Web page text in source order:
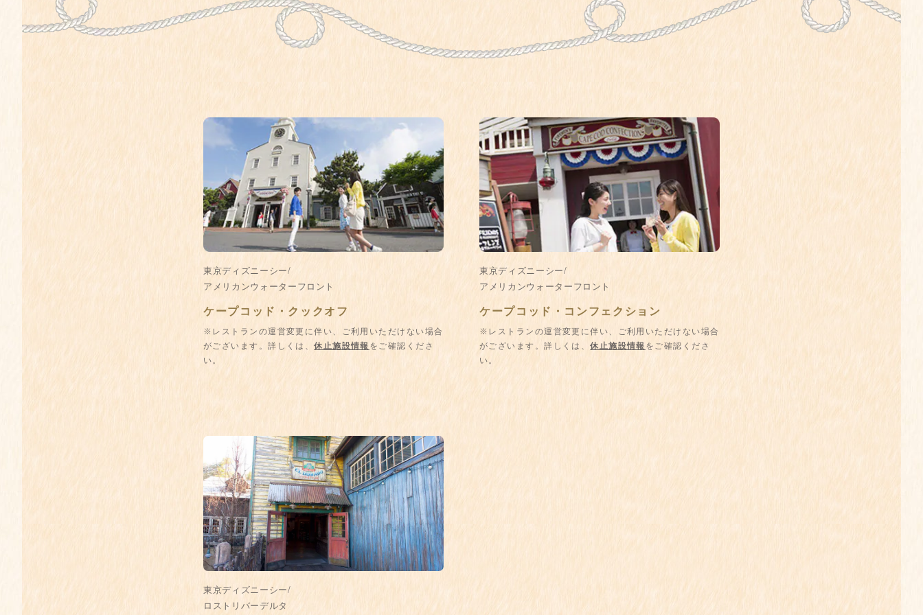
東京ディズニーシー/
アメリカンウォーターフロント
ケープコッド・クックオフ
※レストランの運営変更に伴い、ご利用いただけない場合
がございます。詳しくは、休止施設情報 をご確認くださ
い。
東京ディズニーシー/
アメリカンウォーターフロント
ケープコッド・コンフェクション
※レストランの運営変更に伴い、ご利用いただけない場合
がございます。詳しくは、休止施設情報 をご確認くださ
い。
東京ディズニーシー/
ロストリバーデルタ